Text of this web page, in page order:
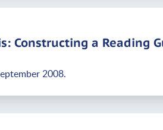
Constructing a Reading
2008.